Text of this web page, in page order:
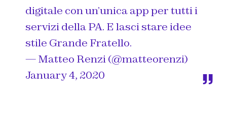
digitale con un’unica app per tutti i
servizi della PA. E lasci stare idee
stile Grande Fratello.
— Matteo Renzi (@matteorenzi)
January 4, 2020